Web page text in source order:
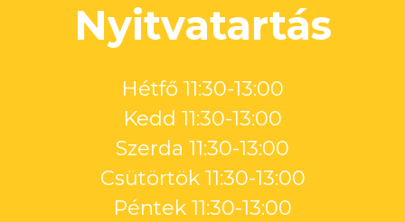
Nyitvatartás
Hétfő 11:30-13:00
Kedd 11:30-13:00
Szerda 11:30-13:00
Csütörtök 11:30-13:00
Péntek 11:30-13:00